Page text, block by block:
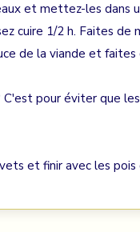
et mettez-les dans
cuire 1/2 h. Faites de
de la viande et faites
pour éviter que
et finir avec les pois